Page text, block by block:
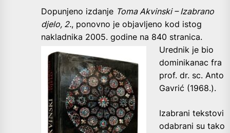
Dopunjeno izdanje Toma Akvinski – Izabrano
djelo, 2., ponovno je objavljeno kod istog
nakladnika 2005. godine na 840 stranica.
Urednik je bio
dominikanac fra
prof. dr. sc. Anto
Gavrić (1968.).
Izabrani tekstovi
odabrani su tako